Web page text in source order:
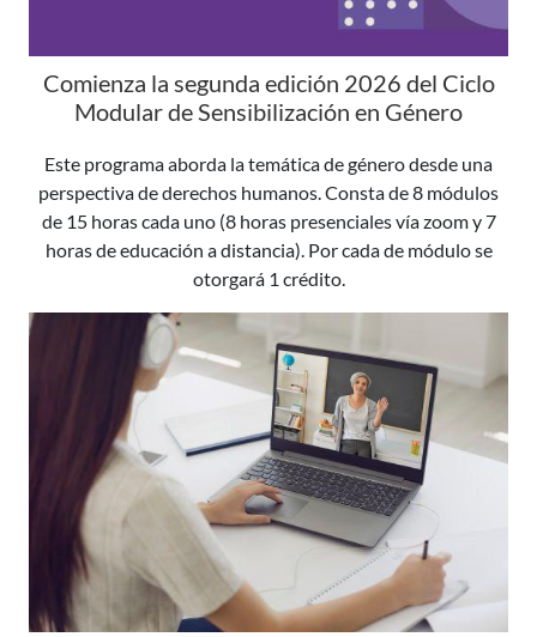
Comienza la segunda edición 2026 del Ciclo
Modular de Sensibilización en Género
Este programa aborda la temática de género desde una
perspectiva de derechos humanos. Consta de 8 módulos
de 15 horas cada uno (8 horas presenciales vía zoom y 7
horas de educación a distancia). Por cada de módulo se
otorgará 1 crédito.